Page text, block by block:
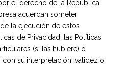
el derecho de la República
acuerdan someter
la ejecución de estos
de Privacidad, las Políticas
(si las hubiere) o
su interpretación, validez o